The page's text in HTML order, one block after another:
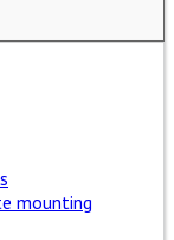
mounting